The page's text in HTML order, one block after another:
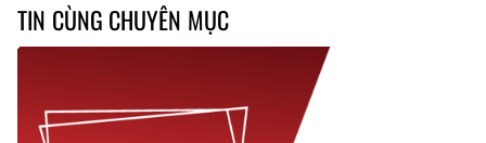
TIN CÙNG CHUYÊN MỤC